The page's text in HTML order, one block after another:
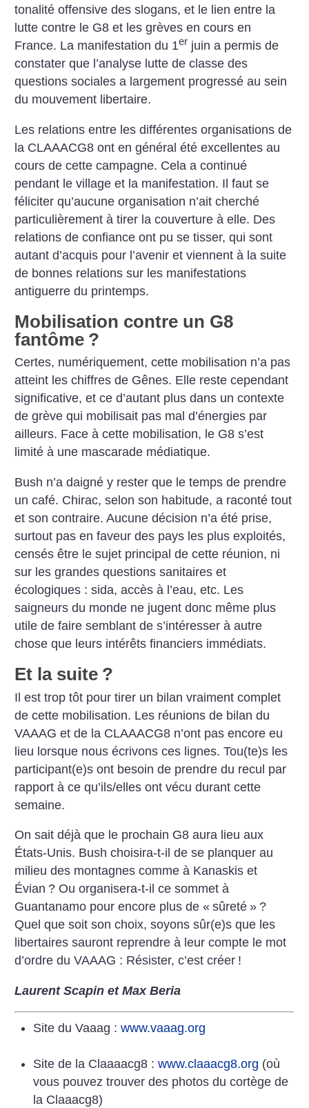
tonalité offensive des slogans, et le lien entre la
lutte contre le G8 et les grèves en cours en
France. La manifestation du 1er juin a permis de
constater que l’analyse lutte de classe des
questions sociales a largement progressé au sein
du mouvement libertaire.
Les relations entre les différentes organisations de
la CLAAACG8 ont en général été excellentes au
cours de cette campagne. Cela a continué
pendant le village et la manifestation. Il faut se
féliciter qu’aucune organisation n’ait cherché
particulièrement à tirer la couverture à elle. Des
relations de confiance ont pu se tisser, qui sont
autant d’acquis pour l’avenir et viennent à la suite
de bonnes relations sur les manifestations
antiguerre du printemps.
Mobilisation contre un G8
fantôme ?
Certes, numériquement, cette mobilisation n’a pas
atteint les chiffres de Gênes. Elle reste cependant
significative, et ce d’autant plus dans un contexte
de grève qui mobilisait pas mal d’énergies par
ailleurs. Face à cette mobilisation, le G8 s’est
limité à une mascarade médiatique.
Bush n’a daigné y rester que le temps de prendre
un café. Chirac, selon son habitude, a raconté tout
et son contraire. Aucune décision n’a été prise,
surtout pas en faveur des pays les plus exploités,
censés être le sujet principal de cette réunion, ni
sur les grandes questions sanitaires et
écologiques : sida, accès à l’eau, etc. Les
saigneurs du monde ne jugent donc même plus
utile de faire semblant de s’intéresser à autre
chose que leurs intérêts financiers immédiats.
Et la suite ?
Il est trop tôt pour tirer un bilan vraiment complet
de cette mobilisation. Les réunions de bilan du
VAAAG et de la CLAAACG8 n’ont pas encore eu
lieu lorsque nous écrivons ces lignes. Tou(te)s les
participant(e)s ont besoin de prendre du recul par
rapport à ce qu’ils/elles ont vécu durant cette
semaine.
On sait déjà que le prochain G8 aura lieu aux
États-Unis. Bush choisira-t-il de se planquer au
milieu des montagnes comme à Kanaskis et
Évian ? Ou organisera-t-il ce sommet à
Guantanamo pour encore plus de « sûreté » ?
Quel que soit son choix, soyons sûr(e)s que les
libertaires sauront reprendre à leur compte le mot
d’ordre du VAAAG : Résister, c’est créer !
Laurent Scapin et Max Beria
Site du Vaaag : www.vaaag.org
Site de la Claaaacg8 : www.claaacg8.org (où
vous pouvez trouver des photos du cortège de
la Claaacg8)